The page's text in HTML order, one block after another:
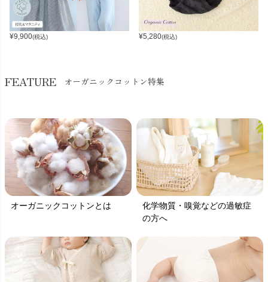
¥9,900(税込) ¥5,280(税込)
FEATURE オーガニックコットン特集
オーガニックコットンとは
化学物質・嗅覚などの過敏症
の方へ